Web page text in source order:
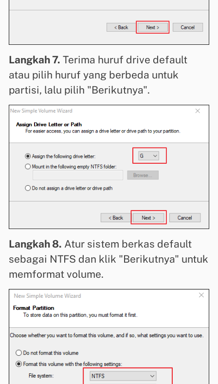
Langkah 7. Terima huruf drive default
atau pilih huruf yang berbeda untuk
partisi, lalu pilih "Berikutnya".
Langkah 8. Atur sistem berkas default
sebagai NTFS dan klik "Berikutnya" untuk
memformat volume.